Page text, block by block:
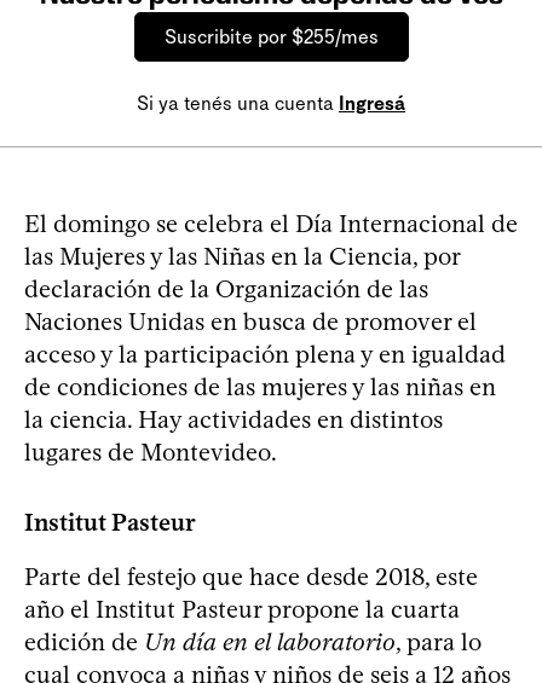
Suscribite por $255/mes
Si ya tenés una cuenta Ingresá
El domingo se celebra el Día Internacional de
las Mujeres y las Niñas en la Ciencia, por
declaración de la Organización de las
Naciones Unidas en busca de promover el
acceso y la participación plena y en igualdad
de condiciones de las mujeres y las niñas en
la ciencia. Hay actividades en distintos
lugares de Montevideo.
Institut Pasteur
Parte del festejo que hace desde 2018, este
año el Institut Pasteur propone la cuarta
edición de Un día en el laboratorio, para lo
cual convoca a niñas y niños de seis a 12 años